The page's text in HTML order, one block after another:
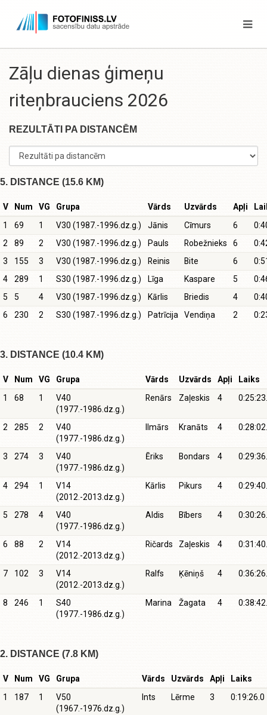
Zāļu dienas ģimeņu
riteņbrauciens 2026
REZULTĀTI PA DISTANCĒM
5. DISTANCE (15.6 KM)
V Num VG Grupa Vārds Uzvārds Apļi
1
69 1 V30 (1987.-1996.dz.g.) Jānis Cīmurs 6
2
89 2 V30 (1987.-1996.dz.g.) Pauls Robežnieks 6
3
155 3 V30 (1987.-1996.dz.g.) Reinis Bite 6
4
289 1 S30 (1987.-1996.dz.g.) Līga Kaspare 5
5
5 4 V30 (1987.-1996.dz.g.) Kārlis Briedis 4
6
230 2 S30 (1987.-1996.dz.g.) Patrīcija Vendiņa 2
3. DISTANCE (10.4 KM)
V Num VG Grupa Vārds Uzvārds Apļi
Laiks
1
68 1
V40
(1977.-1986.dz.g.)
Renārs Zaļeskis 4
2 285 2
V40
(1977.-1986.dz.g.)
Ilmārs Kranāts 4
3 274 3
V40
(1977.-1986.dz.g.)
Ēriks Bondars 4
4 294 1
V14
(2012.-2013.dz.g.)
Kārlis Pikurs 4
5 278 4
V40
(1977.-1986.dz.g.)
Aldis Bībers 4
6 88 2
V14
(2012.-2013.dz.g.)
Ričards Zaļeskis 4
7 102 3
V14
(2012.-2013.dz.g.)
Ralfs Ķēniņš 4
8 246 1
S40
(1977.-1986.dz.g.)
Marina Žagata 4
2. DISTANCE (7.8 KM)
V Num VG Grupa Vārds Uzvārds Apļi
Laiks
1
187 1
V50
(1967.-1976.dz.g.)
Ints Lērme 3 0:19:26.0